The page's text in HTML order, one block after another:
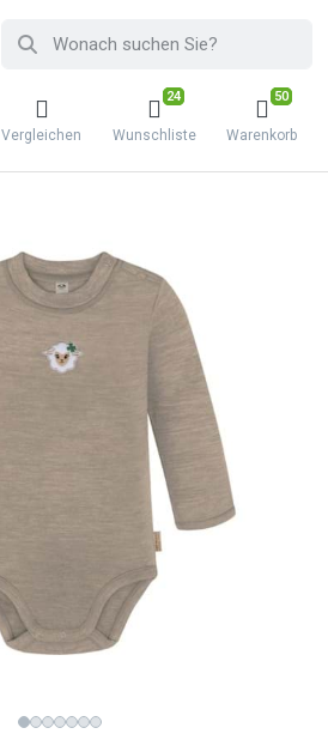
Vergleichen
24
Wunschliste
50
Warenkorb